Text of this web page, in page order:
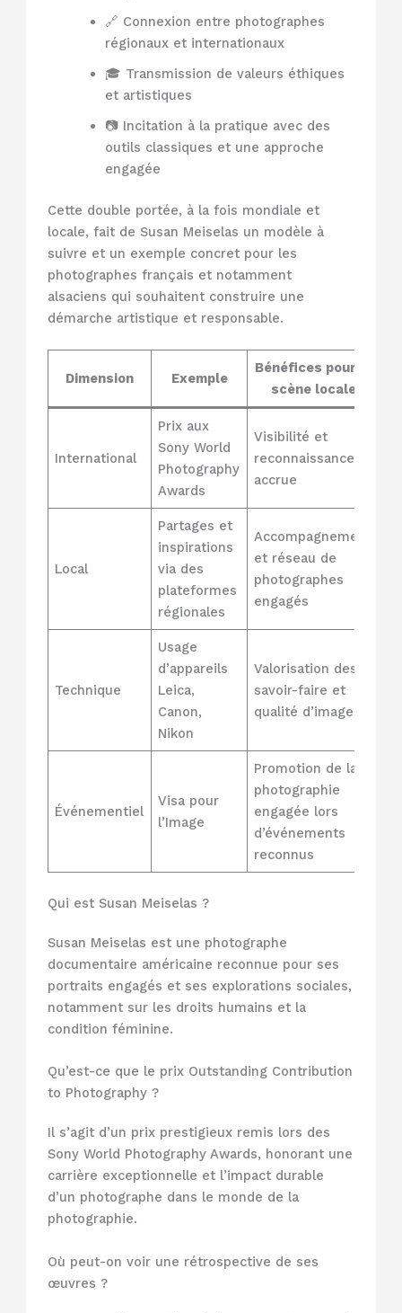
🔗 Connexion entre photographes
régionaux et internationaux
🎓 Transmission de valeurs éthiques
et artistiques
📷 Incitation à la pratique avec des
outils classiques et une approche
engagée
Cette double portée, à la fois mondiale et
locale, fait de Susan Meiselas un modèle à
suivre et un exemple concret pour les
photographes français et notamment
alsaciens qui souhaitent construire une
démarche artistique et responsable.
Dimension Exemple
Bénéfices pour la
scène locale
International
Prix aux
Sony World
Photography
Awards
Visibilité et
reconnaissance
accrue
Local
Partages et
inspirations
via des
plateformes
régionales
Accompagnement
et réseau de
photographes
engagés
Technique
Usage
d’appareils
Leica,
Canon,
Nikon
Valorisation des
savoir-faire et
qualité d’image
Événementiel
Visa pour
l’Image
Promotion de la
photographie
engagée lors
d’événements
reconnus
Qui est Susan Meiselas ?
Susan Meiselas est une photographe
documentaire américaine reconnue pour ses
portraits engagés et ses explorations sociales,
notamment sur les droits humains et la
condition féminine.
Qu’est-ce que le prix Outstanding Contribution
to Photography ?
Il s’agit d’un prix prestigieux remis lors des
Sony World Photography Awards, honorant une
carrière exceptionnelle et l’impact durable
d’un photographe dans le monde de la
photographie.
Où peut-on voir une rétrospective de ses
œuvres ?